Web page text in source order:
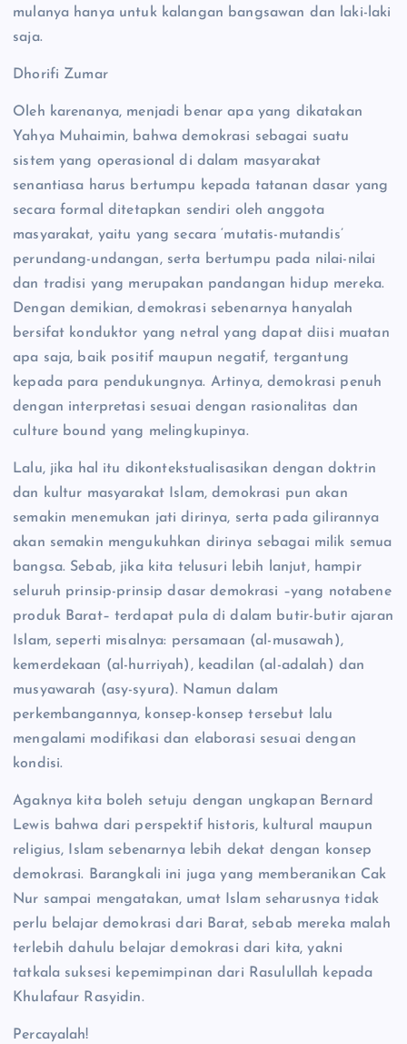
mulanya hanya untuk kalangan bangsawan dan laki-laki
saja.
Dhorifi Zumar
Oleh karenanya, menjadi benar apa yang dikatakan
Yahya Muhaimin, bahwa demokrasi sebagai suatu
sistem yang operasional di dalam masyarakat
senantiasa harus bertumpu kepada tatanan dasar yang
secara formal ditetapkan sendiri oleh anggota
masyarakat, yaitu yang secara ‘mutatis-mutandis’
perundang-undangan, serta bertumpu pada nilai-nilai
dan tradisi yang merupakan pandangan hidup mereka.
Dengan demikian, demokrasi sebenarnya hanyalah
bersifat konduktor yang netral yang dapat diisi muatan
apa saja, baik positif maupun negatif, tergantung
kepada para pendukungnya. Artinya, demokrasi penuh
dengan interpretasi sesuai dengan rasionalitas dan
culture bound yang melingkupinya.
Lalu, jika hal itu dikontekstualisasikan dengan doktrin
dan kultur masyarakat Islam, demokrasi pun akan
semakin menemukan jati dirinya, serta pada gilirannya
akan semakin mengukuhkan dirinya sebagai milik semua
bangsa. Sebab, jika kita telusuri lebih lanjut, hampir
seluruh prinsip-prinsip dasar demokrasi –yang notabene
produk Barat– terdapat pula di dalam butir-butir ajaran
Islam, seperti misalnya: persamaan (al-musawah),
kemerdekaan (al-hurriyah), keadilan (al-adalah) dan
musyawarah (asy-syura). Namun dalam
perkembangannya, konsep-konsep tersebut lalu
mengalami modifikasi dan elaborasi sesuai dengan
kondisi.
Agaknya kita boleh setuju dengan ungkapan Bernard
Lewis bahwa dari perspektif historis, kultural maupun
religius, Islam sebenarnya lebih dekat dengan konsep
demokrasi. Barangkali ini juga yang memberanikan Cak
Nur sampai mengatakan, umat Islam seharusnya tidak
perlu belajar demokrasi dari Barat, sebab mereka malah
terlebih dahulu belajar demokrasi dari kita, yakni
tatkala suksesi kepemimpinan dari Rasulullah kepada
Khulafaur Rasyidin.
Percayalah!